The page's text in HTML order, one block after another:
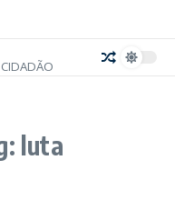
CIDADÃO
luta